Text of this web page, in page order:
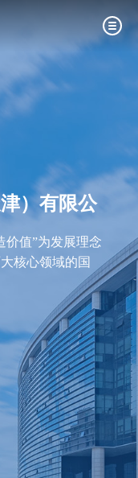
）有限公
价值”为发展理念
核心领域的国